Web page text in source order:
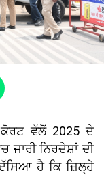
ਵੱਲੋਂ 2025 ਦੇ
ਨਿਰਦੇਸ਼ਾਂ ਦੀ
ਹੈ ਕਿ ਜ਼ਿਲ੍ਹੇ